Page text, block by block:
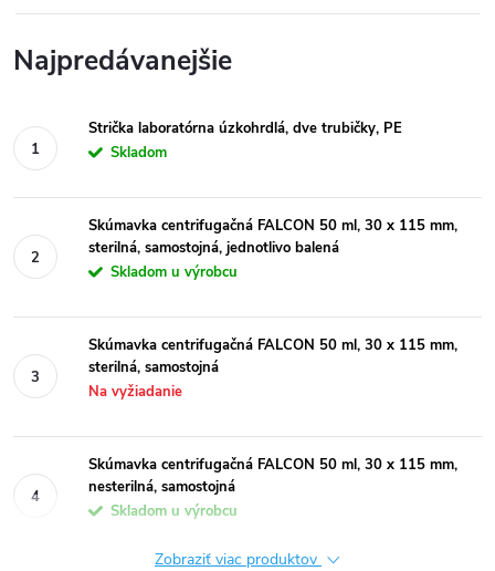
Najpredávanejšie
Strička laboratórna úzkohrdlá, dve trubičky, PE
Skladom
Skúmavka centrifugačná FALCON 50 ml, 30 x 115 mm,
sterilná, samostojná, jednotlivo balená
Skladom u výrobcu
Skúmavka centrifugačná FALCON 50 ml, 30 x 115 mm,
sterilná, samostojná
Na vyžiadanie
Skúmavka centrifugačná FALCON 50 ml, 30 x 115 mm,
nesterilná, samostojná
Skladom u výrobcu
Zobraziť viac produktov